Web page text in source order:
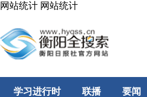
网站统计 网站统计
学习进行时 联播 要闻